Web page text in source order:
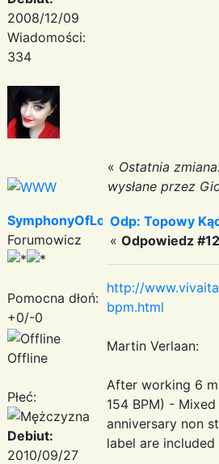
2008/12/09
Wiadomości:
334
« Ostatnia
wysłane przez
SymphonyOfLove
Forumowicz
Pomocna dłoń:
+0/-0
Offline
Płeć:
Debiut:
2010/09/27
Odp: Topowy
« Odpowiedz
http://
bpm.html
Martin Verlaan:
After working 6
154 BPM) -
anniversary non
label are